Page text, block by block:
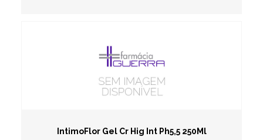
IntimoFlor Gel Cr Hig Int Ph5,5 250Ml